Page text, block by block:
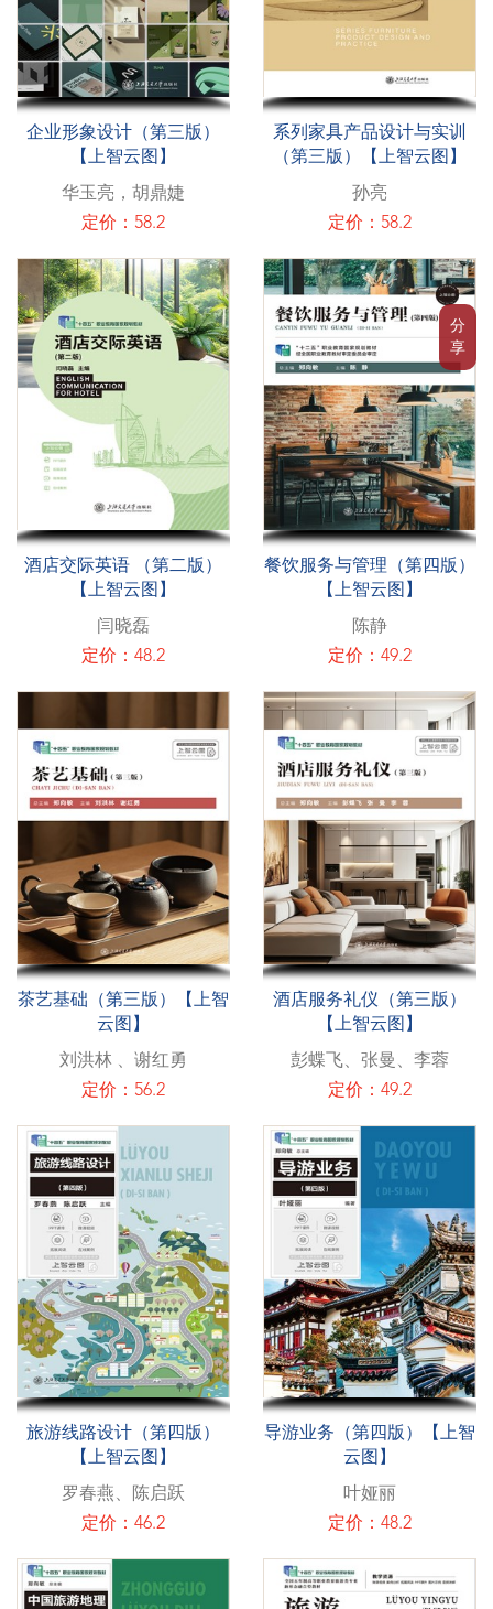
分
享
企业形象设计（第三版）
【上智云图】
华玉亮，胡鼎婕
定价：58.2
系列家具产品设计与实训
（第三版）【上智云图】
孙亮
定价：58.2
酒店交际英语 （第二版）
【上智云图】
闫晓磊
定价：48.2
餐饮服务与管理（第四版）
【上智云图】
陈静
定价：49.2
茶艺基础（第三版）【上智
云图】
刘洪林 、谢红勇
定价：56.2
酒店服务礼仪（第三版）
【上智云图】
彭蝶飞、张曼、李蓉
定价：49.2
旅游线路设计（第四版）
【上智云图】
罗春燕、陈启跃
定价：46.2
导游业务（第四版）【上智
云图】
叶娅丽
定价：48.2